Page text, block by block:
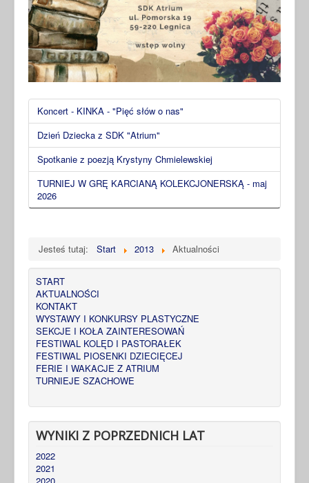
Koncert - KINKA - "Pięć słów o nas"
Dzień Dziecka z SDK "Atrium"
Spotkanie z poezją Krystyny Chmielewskiej
TURNIEJ W GRĘ KARCIANĄ KOLEKCJONERSKĄ - maj
2026
Jesteś tutaj: Start 2013 Aktualności
START
AKTUALNOŚCI
KONTAKT
WYSTAWY I KONKURSY PLASTYCZNE
SEKCJE I KOŁA ZAINTERESOWAŃ
FESTIWAL KOLĘD I PASTORAŁEK
FESTIWAL PIOSENKI DZIECIĘCEJ
FERIE I WAKACJE Z ATRIUM
TURNIEJE SZACHOWE
WYNIKI Z POPRZEDNICH LAT
2022
2021